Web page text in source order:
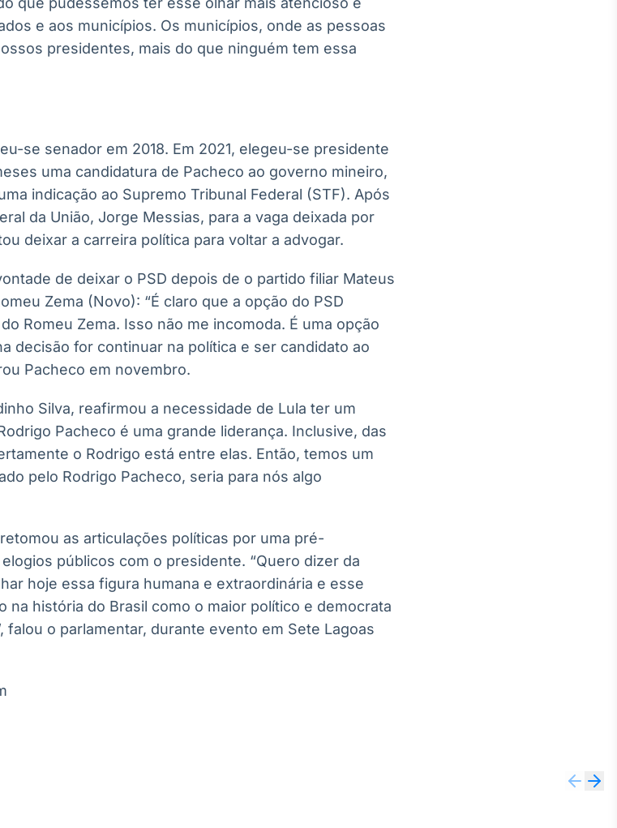
e aos municípios. Os municípios, onde as pessoas
presidentes, mais do que ninguém tem essa
se senador em 2018. Em 2021, elegeu-se presidente
uma candidatura de Pacheco ao governo mineiro,
indicação ao Supremo Tribunal Federal (STF). Após
da União, Jorge Messias, para a vaga deixada por
deixar a carreira política para voltar a advogar.
de deixar o PSD depois de o partido filiar Mateus
Zema (Novo): “É claro que a opção do PSD
Romeu Zema. Isso não me incomoda. É uma opção
decisão for continuar na política e ser candidato ao
Pacheco em novembro.
Silva, reafirmou a necessidade de Lula ter um
Pacheco é uma grande liderança. Inclusive, das
o Rodrigo está entre elas. Então, temos um
pelo Rodrigo Pacheco, seria para nós algo
as articulações políticas por uma pré-
públicos com o presidente. “Quero dizer da
hoje essa figura humana e extraordinária e esse
na história do Brasil como o maior político e democrata
falou o parlamentar, durante evento em Sete Lagoas